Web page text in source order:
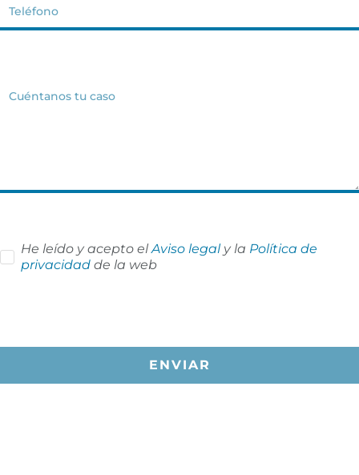
He leído y acepto elAviso legaly la Política de
privacidad de la web
ENVIAR